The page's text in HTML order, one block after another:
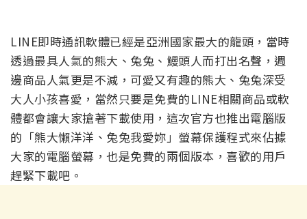
LINE即時通訊軟體已經是亞洲國家最大的龍頭，當時
透過最具人氣的熊大、兔兔、鰻頭人而打出名聲，週
邊商品人氣更是不減，可愛又有趣的熊大、兔兔深受
大人小孩喜愛，當然只要是免費的LINE相關商品或軟
體都會讓大家搶著下載使用，這次官方也推出電腦版
的「熊大懶洋洋、兔兔我愛妳」螢幕保護程式來佔據
大家的電腦螢幕，也是免費的兩個版本，喜歡的用戶
趕緊下載吧。